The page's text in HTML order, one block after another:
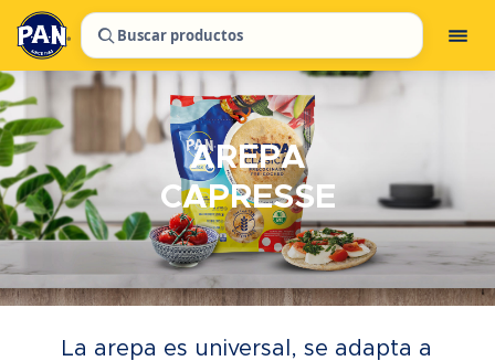
Buscar productos
AREPA
CAPRESSE
La arepa es universal, se adapta a